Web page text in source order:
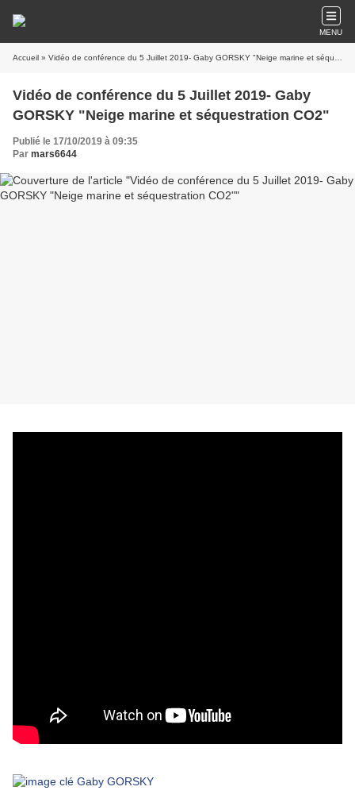
MENU
Accueil » Vidéo de conférence du 5 Juillet 2019- Gaby GORSKY "Neige marine et séquestration CO2"
Vidéo de conférence du 5 Juillet 2019- Gaby
GORSKY "Neige marine et séquestration CO2"
Publié le 17/10/2019 à 09:35
Par mars6644